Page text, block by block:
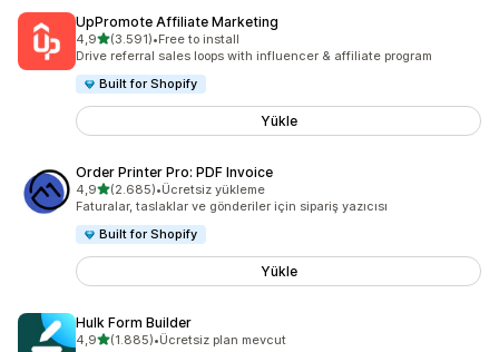
UpPromote Affiliate Marketing
4,95 yıldız üzerinden
(3.591)
toplam 3591 değerlendirme
•Free to install
Drive referral sales loops with influencer & affiliate program
Built for Shopify
Yükle
Order Printer Pro: PDF Invoice
4,95 yıldız üzerinden
(2.685)
toplam 2685 değerlendirme
•Ücretsiz yükleme
Faturalar, taslaklar ve gönderiler için sipariş yazıcısı
Built for Shopify
Yükle
Hulk Form Builder
4,95 yıldız üzerinden
(1.885)
toplam 1885 değerlendirme
•Ücretsiz plan mevcut